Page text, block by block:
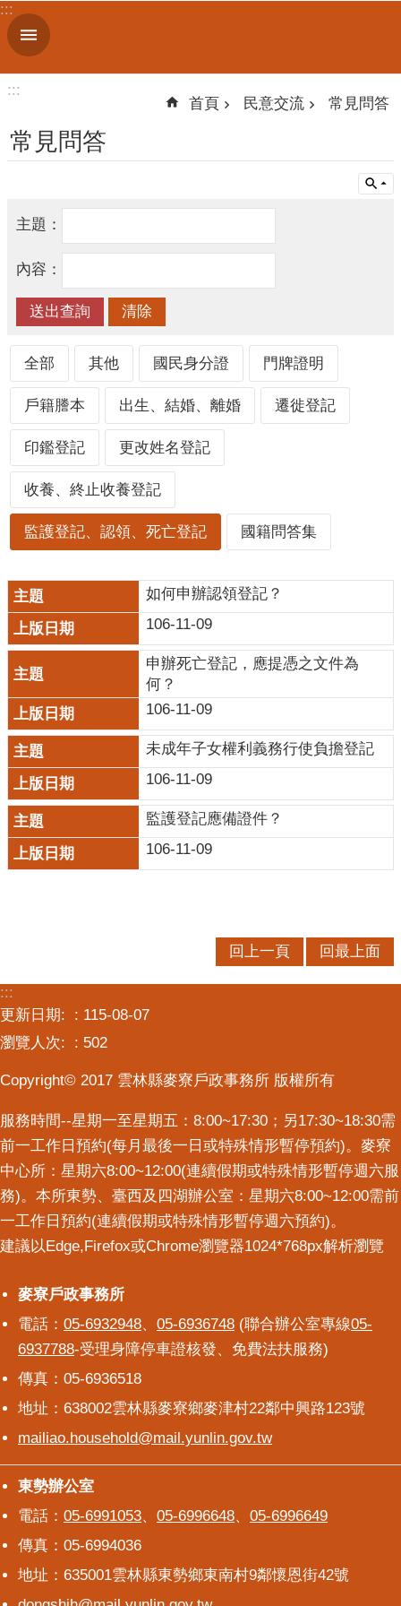
跳到主要內容區塊
進
階
簡
民
服
務
人
口
統
計
最
新
消
息
主
題
專
公
開
資
訊
民
意
交
流
:::
:::
首頁 民意交流 常見問答
常見問答
主題：
內容：
全部 其他 國民身分證 門牌證明
戶籍謄本 出生、結婚、離婚 遷徙登記
印鑑登記 更改姓名登記
收養、終止收養登記
監護登記、認領、死亡登記 國籍問答集
如何申辦認領登記？
106-11-09
申辦死亡登記，應提憑之文件為
何？
106-11-09
未成年子女權利義務行使負擔登記
106-11-09
監護登記應備證件？
106-11-09
回上一頁 回最上面
:::
更新日期:
115-08-07
瀏覽人次:
502
Copyright© 2017 雲林縣麥寮戶政事務所 版權所有
服務時間--星期一至星期五：8:00~17:30；另17:30~18:30需
前一工作日預約(每月最後一日或特殊情形暫停預約)。麥寮
中心所：星期六8:00~12:00(連續假期或特殊情形暫停週六服
務)。本所東勢、臺西及四湖辦公室：星期六8:00~12:00需前
一工作日預約(連續假期或特殊情形暫停週六預約)。
建議以Edge,Firefox或Chrome瀏覽器1024*768px解析瀏覽
麥寮戶政事務所
麥寮戶政事務所
電話： 05-6932948、 05-6936748 (聯合辦公室專線05-
6937788-受理身障停車證核發、免費法扶服務)
傳真：05-6936518
地址：638002雲林縣麥寮鄉麥津村22鄰中興路123號
mailiao.household@mail.yunlin.gov.tw
東勢辦公室
東勢辦公室
電話： 05-6991053、 05-6996648、 05-6996649
傳真：05-6994036
地址：635001雲林縣東勢鄉東南村9鄰懷恩街42號